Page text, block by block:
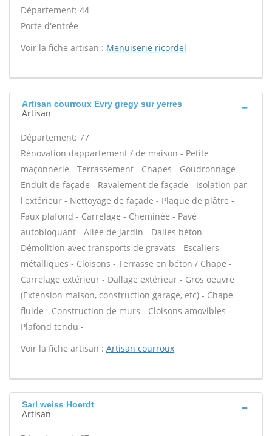
Département: 44
Porte d'entrée -
Voir la fiche artisan : Menuiserie ricordel
Artisan courroux Evry gregy sur yerres
Artisan
Département: 77
Rénovation dappartement / de maison - Petite
maçonnerie - Terrassement - Chapes - Goudronnage -
Enduit de façade - Ravalement de façade - Isolation par
l'extérieur - Nettoyage de façade - Plaque de plâtre -
Faux plafond - Carrelage - Cheminée - Pavé
autobloquant - Allée de jardin - Dalles béton -
Démolition avec transports de gravats - Escaliers
métalliques - Cloisons - Terrasse en béton / Chape -
Carrelage extérieur - Dallage extérieur - Gros oeuvre
(Extension maison, construction garage, etc) - Chape
fluide - Construction de murs - Cloisons amovibles -
Plafond tendu -
Voir la fiche artisan : Artisan courroux
Sarl weiss Hoerdt
Artisan